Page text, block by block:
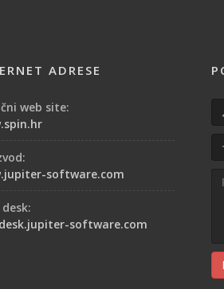
ADRESE
web site:
software.com
software.com